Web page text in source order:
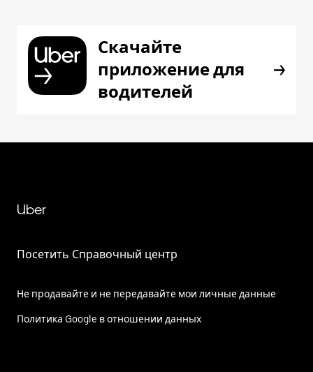
Скачайте
приложение для
водителей
Uber
Посетить Справочный центр
Не продавайте и не передавайте мои личные данные
Политика Google в отношении данных